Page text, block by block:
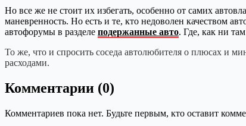
Но все же не стоит их избегать, особенно от самих
маневренность. Но есть и те, кто недоволен качеством
автофорумы в разделе подержанные авто. Где, как ни
То же, что и спросить соседа автолюбителя о плюсах и
расходами.
Комментарии (0)
Комментариев пока нет. Будьте первым, кто оставит